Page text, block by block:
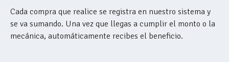
Cada compra que realice se registra en nuestro sistema y
se va sumando. Una vez que llegas a cumplir el monto o la
mecánica, automáticamente recibes el beneficio.